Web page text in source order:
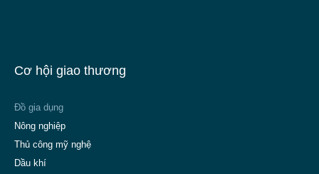
Cơ hội giao thương
Đồ gia dụng
Nông nghiệp
Thủ công mỹ nghệ
Dầu khí